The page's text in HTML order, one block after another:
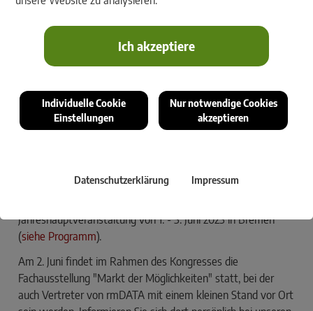
Ich akzeptiere
Individuelle Cookie
Einstellungen
Nur notwendige Cookies
akzeptieren
Datenschutzerklärung Impressum
GeoMapper inklusive Berechnung und 3DWorx
mit Revit-Plugin sind zusammengefasst die
Unter dem Motto „Vermessung 4.0. Expertise mit Siegel:
Jahreshauptveranstaltung von 1. - 3. Juni 2023 in Bremen
(siehe Programm).
Am 2. Juni findet im Rahmen des Kongresses die
Fachausstellung "Markt der Möglichkeiten" statt, bei der
auch Vertreter von rmDATA mit einem kleinen Stand vor Ort